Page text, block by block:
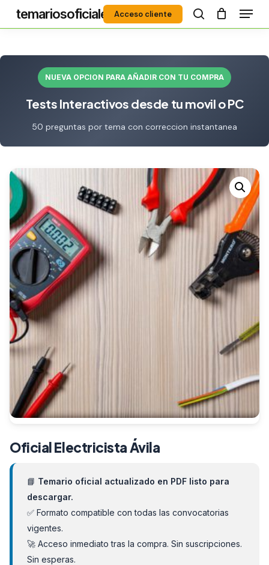
content
temariosoficiales
Acceso cliente
search
Menú
NUEVA OPCION PARA AÑADIR CON TU COMPRA
Tests Interactivos desde tu movil o PC
50 preguntas por tema con correccion instantanea
Oficial Electricista Ávila
📘 Temario oficial actualizado en PDF listo para
descargar.
✅ Formato compatible con todas las convocatorias
vigentes.
🚀 Acceso inmediato tras la compra. Sin suscripciones.
Sin esperas.